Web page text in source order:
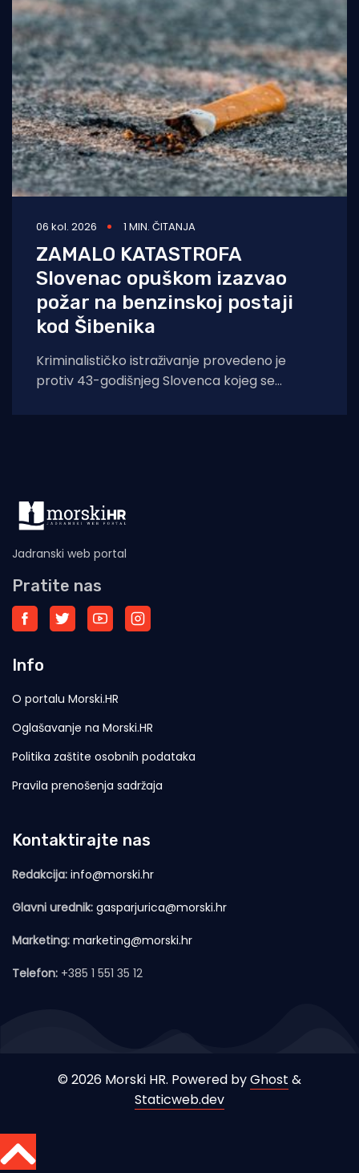
06 kol. 2026 1 MIN. ČITANJA
ZAMALO KATASTROFA
Slovenac opuškom izazvao
požar na benzinskoj postaji
kod Šibenika
Kriminalističko istraživanje provedeno je
protiv 43-godišnjeg Slovenca kojeg se
Jadranski web portal
Pratite nas
Info
O portalu Morski.HR
Oglašavanje na Morski.HR
Politika zaštite osobnih podataka
Pravila prenošenja sadržaja
Kontaktirajte nas
Redakcija: info@morski.hr
Glavni urednik: gasparjurica@morski.hr
Marketing: marketing@morski.hr
Telefon: +385 1 551 35 12
© 2026 Morski HR. Powered byGhost &
Staticweb.dev